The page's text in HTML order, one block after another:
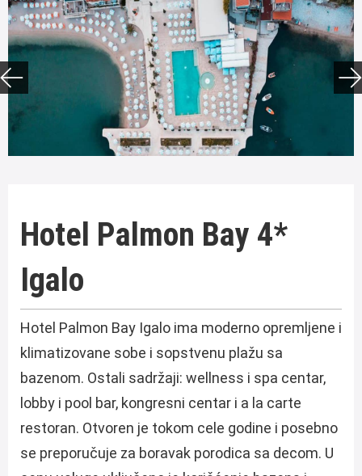
Hotel Palmon Bay 4*
Igalo
Hotel Palmon Bay Igalo ima moderno opremljene i
klimatizovane sobe i sopstvenu plažu sa
bazenom. Ostali sadržaji: wellness i spa centar,
lobby i pool bar, kongresni centar i a la carte
restoran. Otvoren je tokom cele godine i posebno
se preporučuje za boravak porodica sa decom. U